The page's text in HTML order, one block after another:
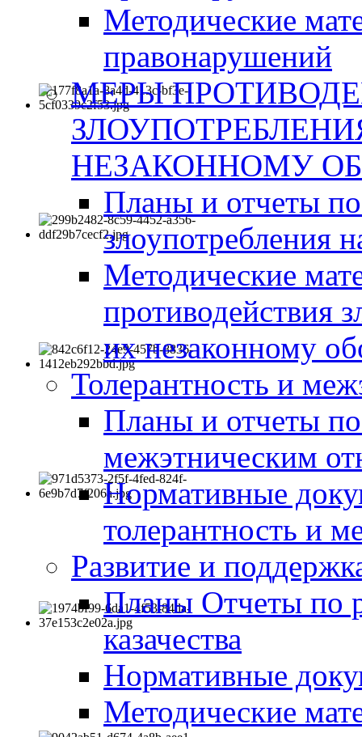
Методические
правонарушений
МЕРЫ
НЕЗАКОННОМУ
Планы и отчеты
злоупотребления
Методические
противодействия
их незаконному
Толерантность и
Планы и отчеты
межэтническим
Нормативные
толерантность и
Развитие и
Планы Отчеты по
казачества
Нормативные
Методические